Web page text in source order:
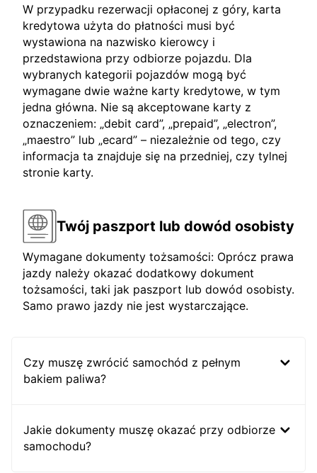
W przypadku rezerwacji opłaconej z góry, karta
kredytowa użyta do płatności musi być
wystawiona na nazwisko kierowcy i
przedstawiona przy odbiorze pojazdu. Dla
wybranych kategorii pojazdów mogą być
wymagane dwie ważne karty kredytowe, w tym
jedna główna. Nie są akceptowane karty z
oznaczeniem: „debit card”, „prepaid”, „electron”,
„maestro” lub „ecard” – niezależnie od tego, czy
informacja ta znajduje się na przedniej, czy tylnej
stronie karty.
Twój paszport lub dowód osobisty
Wymagane dokumenty tożsamości: Oprócz prawa
jazdy należy okazać dodatkowy dokument
tożsamości, taki jak paszport lub dowód osobisty.
Samo prawo jazdy nie jest wystarczające.
Czy muszę zwrócić samochód z pełnym
bakiem paliwa?
Jakie dokumenty muszę okazać przy odbiorze
samochodu?